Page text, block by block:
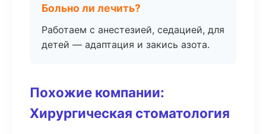
Больно ли лечить?
Работаем с анестезией, седацией, для
детей — адаптация и закись азота.
Похожие компании:
Хирургическая стоматология